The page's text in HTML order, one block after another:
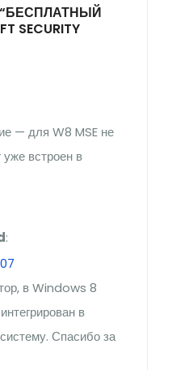
SECURITY
— для W8 MSE не
уже встроен в
:
в Windows 8
в
Спасибо за